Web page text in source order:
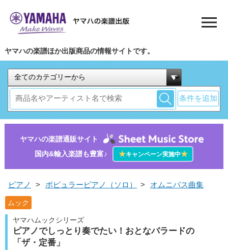
ヤマハの楽譜ほか出版商品の情報サイトです。
条件を追加
ヤマハの楽譜通販サイト
国内&輸入楽譜も豊富♪
★キャンペーン実施中★
ピアノ > ポピュラーピアノ（ソロ） > オムニバス曲集
ムック
ヤマハムックシリーズ
ピアノでしっとり奏でたい！おとなバラードの
「ザ・定番」